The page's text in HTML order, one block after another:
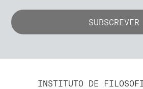
INSTITUTO DE